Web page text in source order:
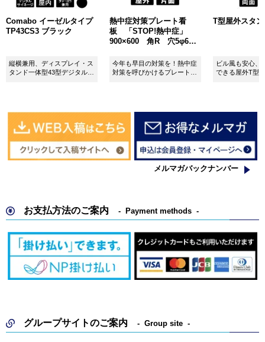
Comabo イーゼルタイプ
TP43CS3 ブラック
縦横兼用、ディスプレイ・ス
タンド一体型43型デジタルサ
熱中症対策プレート看
板 「STOP!熱中症」
900×600 角R 穴5φ6カ
今年も早目の対策を！熱中症
対策を呼びかけるプレート看
T型屋外スタ
ビル風も安心、
できる屋外T型
メルマガバックナンバー
お支払方法のご案内 Payment methods
グループサイトのご案内 Group site